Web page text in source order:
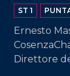
ST 1
Ernesto
Direttore